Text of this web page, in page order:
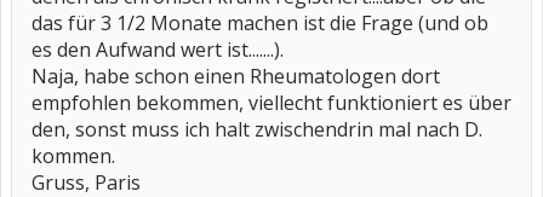
das für 3 1/2 Monate machen ist die Frage (und ob
es den Aufwand wert ist.......).
Naja, habe schon einen Rheumatologen dort
empfohlen bekommen, viellecht funktioniert es über
den, sonst muss ich halt zwischendrin mal nach D.
kommen.
Gruss, Paris